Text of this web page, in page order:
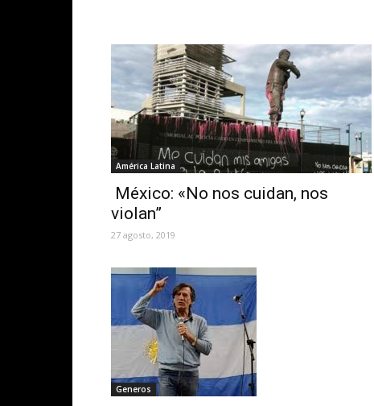
América Latina
México: «No nos cuidan, nos
violan”
27 agosto, 2019
Generos